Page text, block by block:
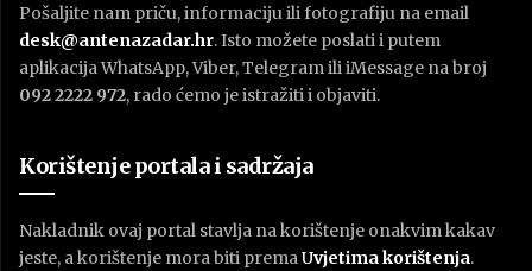
Pošaljite nam priču, informaciju ili fotografiju na email
desk@antenazadar.hr. Isto možete poslati i putem
aplikacija WhatsApp, Viber, Telegram ili iMessage na broj
092 2222 972, rado ćemo je istražiti i objaviti.
Korištenje portala i sadržaja
Nakladnik ovaj portal stavlja na korištenje onakvim kakav
jeste, a korištenje mora biti premaUvjetima korištenja.